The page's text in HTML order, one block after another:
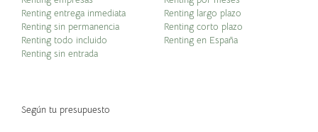
Renting entrega inmediata
Renting sin permanencia
Renting todo incluido
Renting sin entrada
Renting largo plazo
Renting corto plazo
Renting en España
Según tu presupuesto